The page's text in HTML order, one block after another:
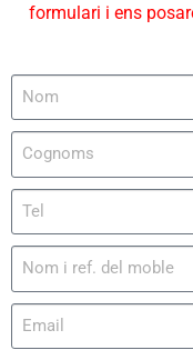
formulari i ens